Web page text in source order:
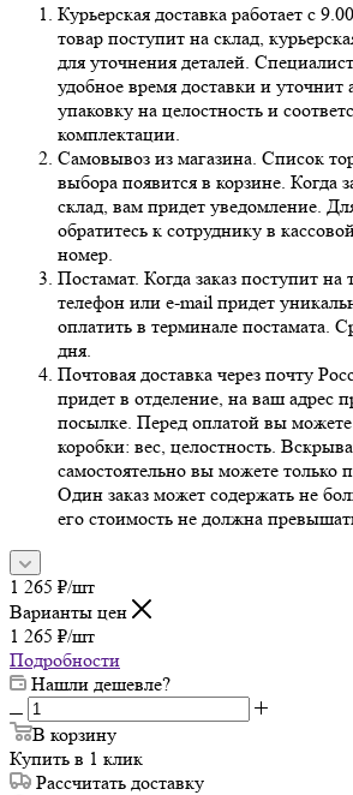
Курьерская доставка работает с
товар поступит на склад,
для уточнения деталей.
удобное время доставки и уточнит
упаковку на целостность и
комплектации.
Самовывоз из магазина. Список
выбора появится в корзине. Когда
склад, вам придет уведомление.
обратитесь к сотруднику в
номер.
Постамат. Когда заказ поступит на
телефон или e-mail придет
оплатить в терминале постамата.
дня.
Почтовая доставка через почту
придет в отделение, на ваш адрес
посылке. Перед оплатой вы
коробки: вес, целостность.
самостоятельно вы можете только
Один заказ может содержать не
его стоимость не должна
1 265 ₽/шт
Варианты цен
1 265 ₽/шт
Подробности
Нашли дешевле?
В корзину
Купить в 1 клик
Рассчитать доставку